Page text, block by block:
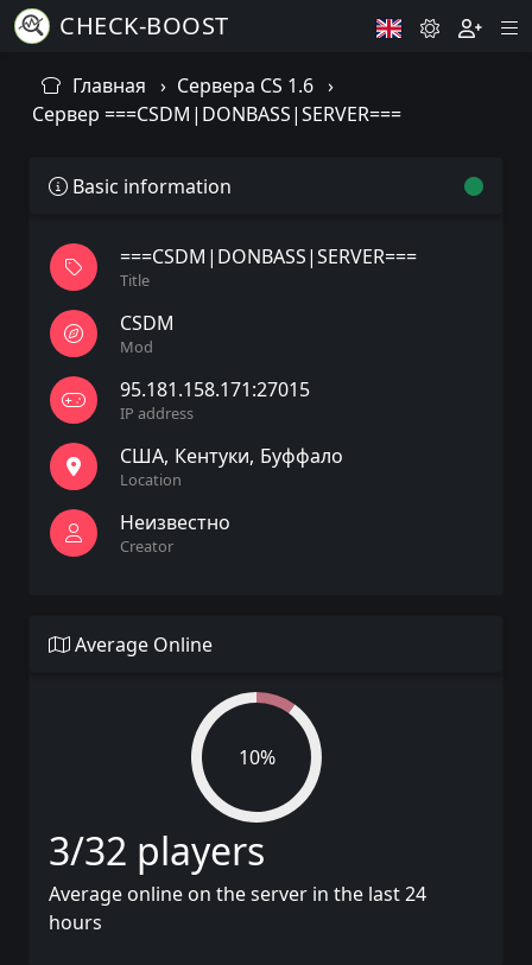
CHECK-BOOST
Главная
Сервера CS 1.6
Сервер ===CSDM|DONBASS|SERVER===
Basic information
===CSDM|DONBASS|SERVER===
Title
CSDM
Mod
95.181.158.171:27015
IP address
США Кентуки Буффало
Location
Неизвестно
Creator
Average Online
10%
3/32 players
Average online on the server in the last 24
hours